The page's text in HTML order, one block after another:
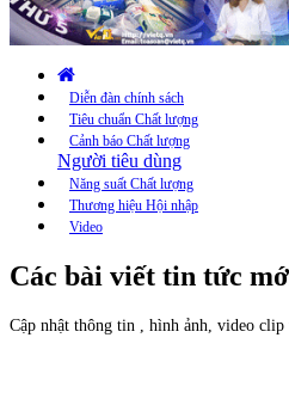
Diễn đàn chính sách
Tiêu chuẩn Chất lượng
Cảnh báo Chất lượng
Người tiêu dùng
Năng suất Chất lượng
Thương hiệu Hội nhập
Video
Các bài viết tin tức
Cập nhật thông tin , hình ảnh, video